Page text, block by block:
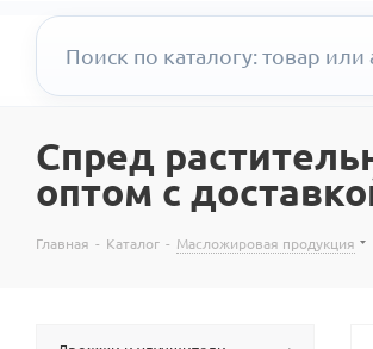
Спред
оптом с
Главная - Каталог - Масложировая продукция